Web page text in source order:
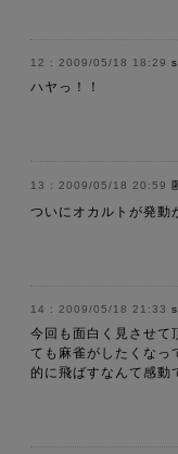
2009/05/18 18:29
ハヤっ！！
2009/05/18 20:59
ついにオカルトが発動
2009/05/18 21:33
今回も面白く見させて
ても麻雀がしたくなっ
的に飛ばすなんて感動